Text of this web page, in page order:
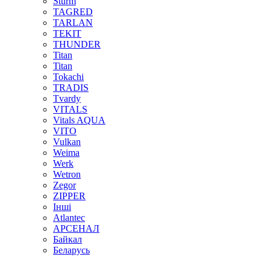
TAGRED
TARLAN
TEKIT
THUNDER
Titan
Titan
Tokachi
TRADIS
Tvardy
VITALS
Vitals AQUA
VITO
Vulkan
Weima
Werk
Wetron
Zegor
ZIPPER
Інші
Аtlantec
АРСЕНАЛ
Байкал
Беларусь